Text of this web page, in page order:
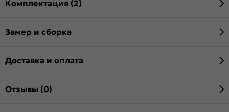
Комплектация (2)
Замер и сборка
Доставка и оплата
Отзывы (0)